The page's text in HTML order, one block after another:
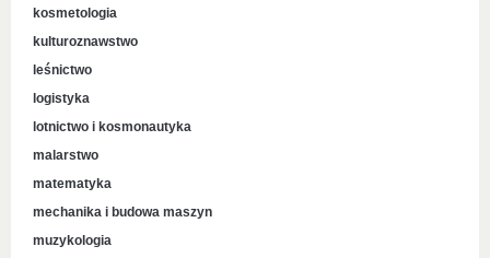
kosmetologia
kulturoznawstwo
leśnictwo
logistyka
lotnictwo i kosmonautyka
malarstwo
matematyka
mechanika i budowa maszyn
muzykologia